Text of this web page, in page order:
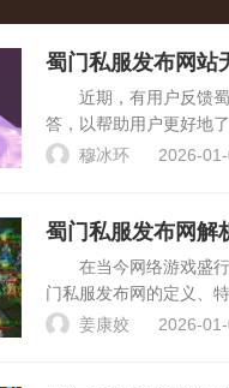
蜀门私服发布网站
近期，有用户反馈蜀
答，以帮助用户更好地
问网站内容。可能原因
穆冰环 2026-
蜀门私服发布网解
在当今网络游戏盛行
门私服发布网的定义、
发布网概述蜀门私服发
姜康姣 2026-